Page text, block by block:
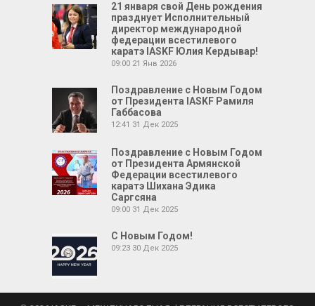
21 января свой День рождения
празднует Исполнительный
директор международной
федерации всестилевого
каратэ IASKF Юлия Кердывар!
09:00 21 Янв 2026
Поздравление с Новым Годом
от Президента IASKF Рамиля
Габбасова
12:41 31 Дек 2025
Поздравление с Новым Годом
от Президента Армянской
Федерации всестилевого
каратэ Шихана Эдика
Саргсяна
09:00 31 Дек 2025
С Новым Годом!
09:23 30 Дек 2025